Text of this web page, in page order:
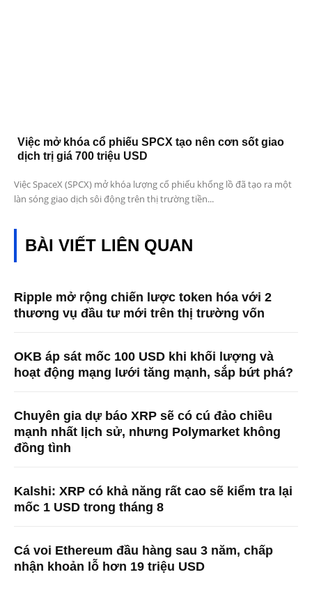
Việc mở khóa cổ phiếu SPCX tạo nên cơn sốt giao
dịch trị giá 700 triệu USD
Việc SpaceX (SPCX) mở khóa lượng cổ phiếu khổng lồ đã tạo ra một
làn sóng giao dịch sôi động trên thị trường tiền...
BÀI VIẾT LIÊN QUAN
Ripple mở rộng chiến lược token hóa với 2
thương vụ đầu tư mới trên thị trường vốn
OKB áp sát mốc 100 USD khi khối lượng và
hoạt động mạng lưới tăng mạnh, sắp bứt phá?
Chuyên gia dự báo XRP sẽ có cú đảo chiều
mạnh nhất lịch sử, nhưng Polymarket không
đồng tình
Kalshi: XRP có khả năng rất cao sẽ kiểm tra lại
mốc 1 USD trong tháng 8
Cá voi Ethereum đầu hàng sau 3 năm, chấp
nhận khoản lỗ hơn 19 triệu USD